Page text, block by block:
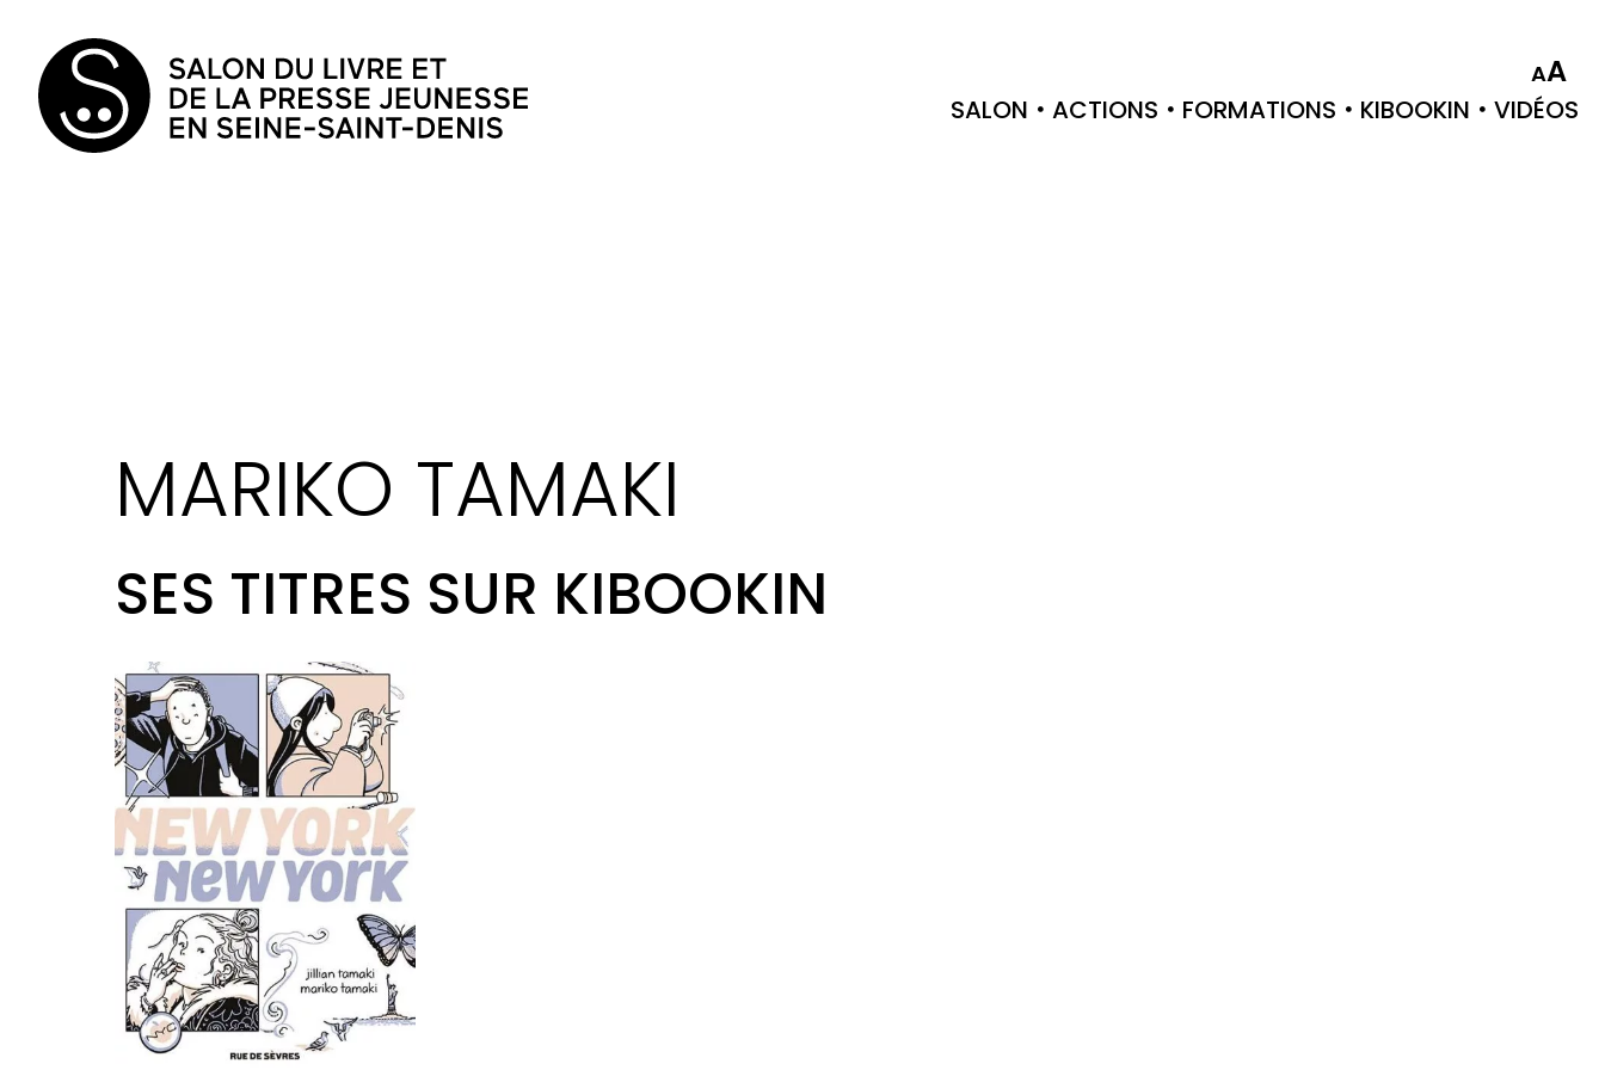
AA
SALON ACTIONS FORMATIONS KIBOOKIN VIDÉOS
MARIKO TAMAKI
SES TITRES SUR KIBOOKIN